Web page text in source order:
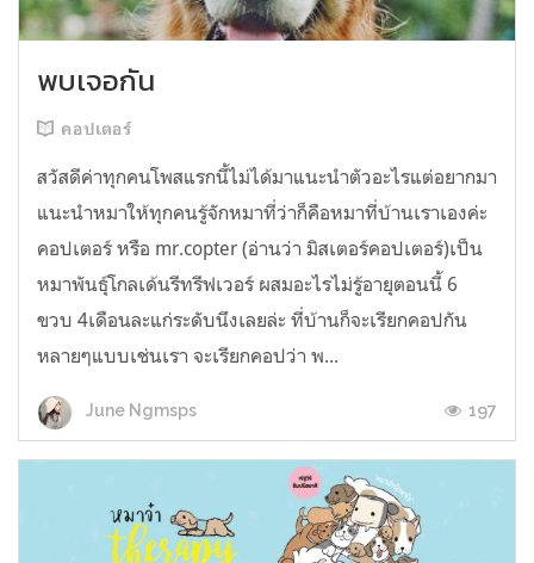
พบเจอกัน
คอปเตอร์
สวัสดีค่าทุกคนโพสแรกนี้ไม่ได้มาแนะนำตัวอะไรแต่อยากมา
แนะนำหมาให้ทุกคนรู้จักหมาที่ว่าก็คือหมาที่บ้านเราเองค่ะ
คอปเตอร์ หรือ mr.copter (อ่านว่า มิสเตอร์คอปเตอร์)เป็น
หมาพันธุ์โกลเด้นรีทรีฟเวอร์ ผสมอะไรไม่รู้อายุตอนนี้ 6
ขวบ 4เดือนละแก่ระดับนึงเลยล่ะ ที่บ้านก็จะเรียกคอปกัน
หลายๆแบบเช่นเรา จะเรียกคอปว่า พ...
June Ngmsps 197